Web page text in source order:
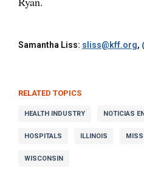
Samantha Liss: sliss@kff.org,
RELATED TOPICS
HEALTH INDUSTRY NOTICIAS
HOSPITALS ILLINOIS
WISCONSIN